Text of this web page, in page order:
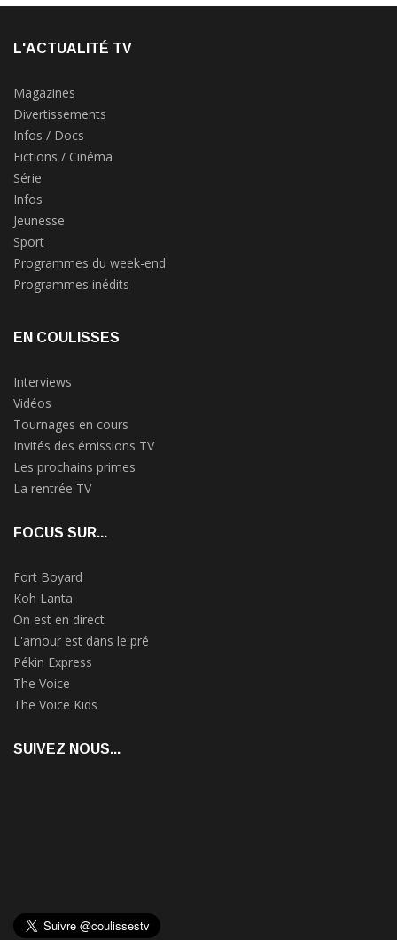
L'ACTUALITÉ TV
Magazines
Divertissements
Infos / Docs
Fictions / Cinéma
Série
Infos
Jeunesse
Sport
Programmes du week-end
Programmes inédits
EN COULISSES
Interviews
Vidéos
Tournages en cours
Invités des émissions TV
Les prochains primes
La rentrée TV
FOCUS SUR...
Fort Boyard
Koh Lanta
On est en direct
L'amour est dans le pré
Pékin Express
The Voice
The Voice Kids
SUIVEZ NOUS...